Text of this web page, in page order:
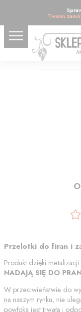
Twoim
Przelotki do firan i
Produkt dzięki
NADAJĄ SIĘ DO
W przeciwieństwie do
na naszym rynku, nie
powłoka jest trwała i